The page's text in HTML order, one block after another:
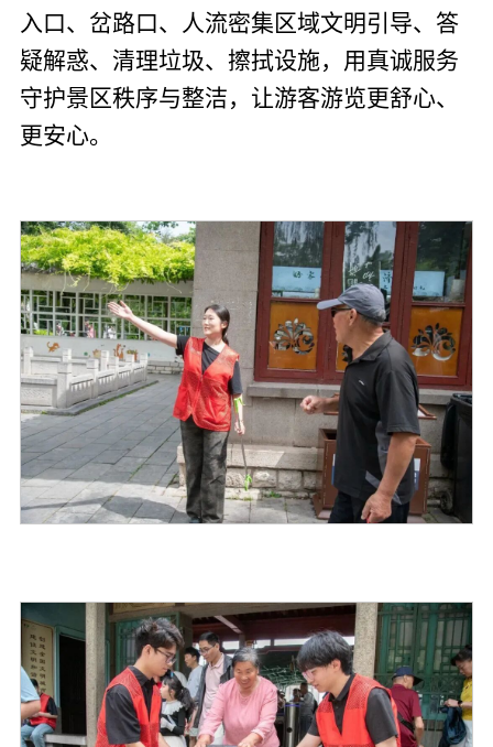
入口、岔路口、人流密集区域文明引导、答
疑解惑、清理垃圾、擦拭设施，用真诚服务
守护景区秩序与整洁，让游客游览更舒心、
更安心。